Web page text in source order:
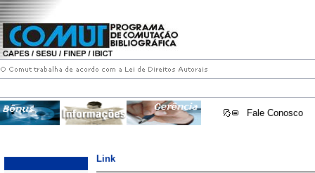
Fale Conosco
Link